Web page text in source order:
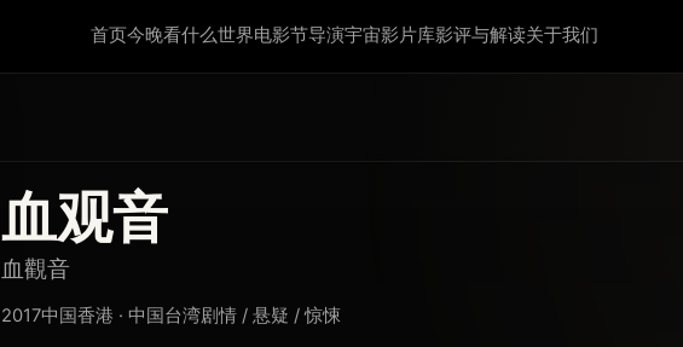
首页今晚看什么世界电影节导演宇宙影片库影评与解读关于我们
血观音
血觀音
2017中国香港 · 中国台湾剧情 / 悬疑 / 惊悚